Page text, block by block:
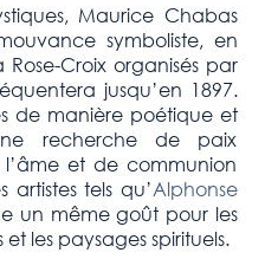
Maurice Chabas
symboliste, en
Croix organisés par
jusqu’en 1897.
de manière poétique et
recherche de paix
et de communion
artistes tels qu’Alphonse
un même goût pour les
les paysages spirituels.